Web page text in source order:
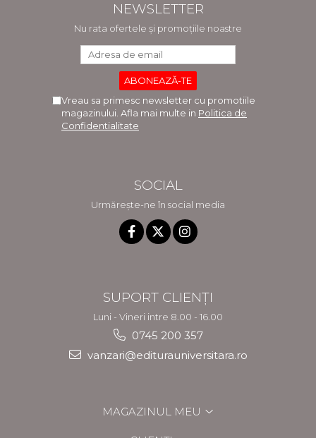
NEWSLETTER
Nu rata ofertele și promoțiile noastre
Vreau sa primesc newsletter cu promotiile
magazinului. Afla mai multe in Politica de
Confidentialitate
SOCIAL
Urmărește-ne în social media
SUPORT CLIENȚI
Luni - Vineri intre 8.00 - 16.00
0745 200 357
vanzari@editurauniversitara.ro
MAGAZINUL MEU